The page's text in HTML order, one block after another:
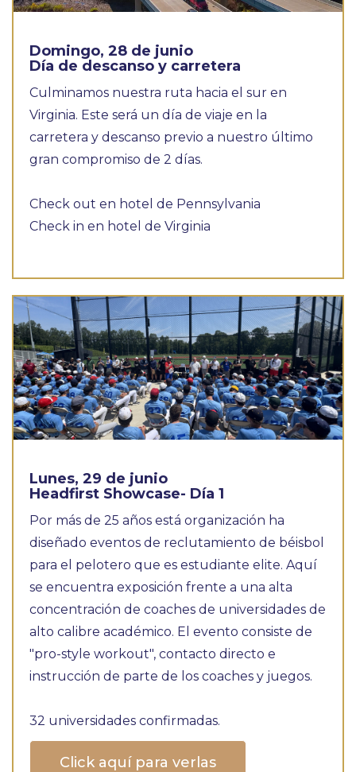
Domingo, 28 de junio
Día de descanso y carretera
Culminamos nuestra ruta hacia el sur en
Virginia. Este será un día de viaje en la
carretera y descanso previo a nuestro último
gran compromiso de 2 días.
Check out en hotel de Pennsylvania
Check in en hotel de Virginia
Lunes, 29 de junio
Headfirst Showcase- Día 1
Por más de 25 años está organización ha
diseñado eventos de reclutamiento de béisbol
para el pelotero que es estudiante elite. Aquí
se encuentra exposición frente a una alta
concentración de coaches de universidades de
alto calibre académico. El evento consiste de
"pro-style workout", contacto directo e
instrucción de parte de los coaches y juegos.
32 universidades confirmadas.
Click aquí para verlas